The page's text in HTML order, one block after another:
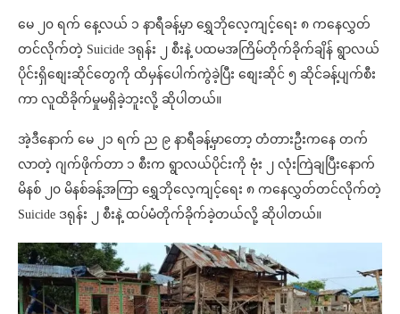
မေ ၂၀ ရက် နေ့လယ် ၁ နာရီခန့်မှာ ရွှေဘိုလေ့ကျင့်ရေး ၈ ကနေလွှတ်
တင်လိုက်တဲ့ Suicide ဒရုန်း ၂ စီးနဲ့ ပထမအကြိမ်တိုက်ခိုက်ချိန် ရွာလယ်
ပိုင်းရှိစျေးဆိုင်တွေကို ထိမှန်ပေါက်ကွဲခဲ့ပြီး စျေးဆိုင် ၅ ဆိုင်ခန့်ပျက်စီး
ကာ လူထိခိုက်မှုမရှိခဲ့ဘူးလို့ ဆိုပါတယ်။
အဲ့ဒီနောက် မေ ၂၁ ရက် ည ၉ နာရီခန့်မှာတော့ တံတားဦးကနေ တက်
လာတဲ့ ဂျက်ဖိုက်တာ ၁ စီးက ရွာလယ်ပိုင်းကို ဗုံး ၂ လုံးကြဲချပြီးနောက်
မိနစ် ၂၀ မိနစ်ခန့်အကြာ ရွှေဘိုလေ့ကျင့်ရေး ၈ ကနေလွှတ်တင်လိုက်တဲ့
Suicide ဒရုန်း ၂ စီးနဲ့ ထပ်မံတိုက်ခိုက်ခဲ့တယ်လို့ ဆိုပါတယ်။